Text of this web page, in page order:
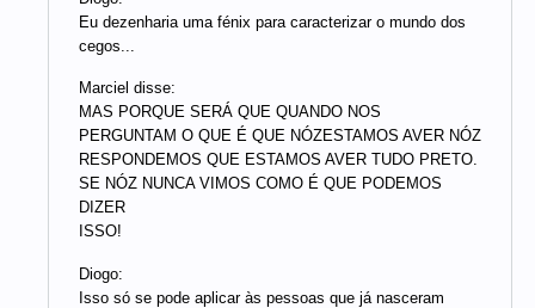
Eu dezenharia uma fénix para caracterizar o mundo dos
cegos...
Marciel disse:
MAS PORQUE SERÁ QUE QUANDO NOS
PERGUNTAM O QUE É QUE NÓZESTAMOS AVER NÓZ
RESPONDEMOS QUE ESTAMOS AVER TUDO PRETO.
SE NÓZ NUNCA VIMOS COMO É QUE PODEMOS
DIZER
ISSO!
Diogo:
Isso só se pode aplicar às pessoas que já nasceram